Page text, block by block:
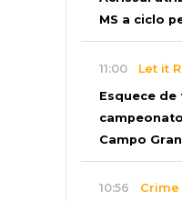
MS a ciclo
11:00 Let it
Esquece de
Campo
10:56 Crime